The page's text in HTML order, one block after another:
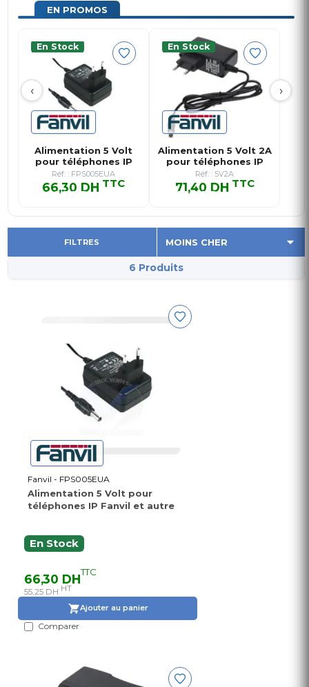
EN PROMOS
‹ ›
En Stock
Alimentation 5 Volt
pour téléphones IP
Fanv…
Réf. : FPS005EUA
66,30 DH TTC
66,30 DH TTC
En Stock
Alimentation 5 Volt 2A
pour téléphones IP
Réf. : 5V2A
71,40 DH TTC
71,40 DH TTC
FILTRES
6 Produits
Fanvil - FPS005EUA
Alimentation 5 Volt pour
téléphones IP Fanvil et autre
En Stock
66,30 DHTTC
55,25 DH HT
Ajouter au panier
Comparer